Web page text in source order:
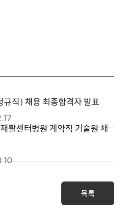
규직) 채용 최종합격자 발표
활센터병원 계약직 기술원 채
목록